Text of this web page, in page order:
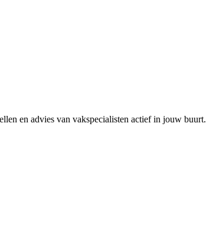
en advies van vakspecialisten actief in jouw buurt.